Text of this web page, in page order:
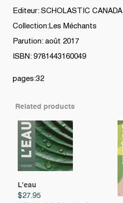
Editeur: SCHOLASTIC CANADA
Collection:Les Méchants
Parution: août 2017
ISBN: 9781443160049
pages:32
Related products
L’eau
$27.95